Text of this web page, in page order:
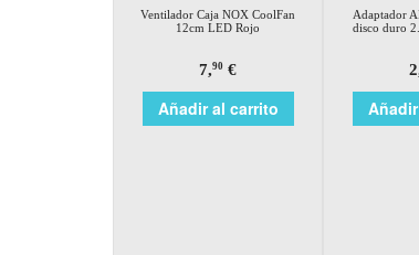
Ventilador Caja NOX CoolFan
12cm LED Rojo
7,90 €
Añadir al carrito
Adaptador
disco duro